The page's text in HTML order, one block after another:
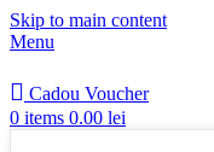
Skip to main content
Menu
Cadou Voucher
0 items 0.00 lei